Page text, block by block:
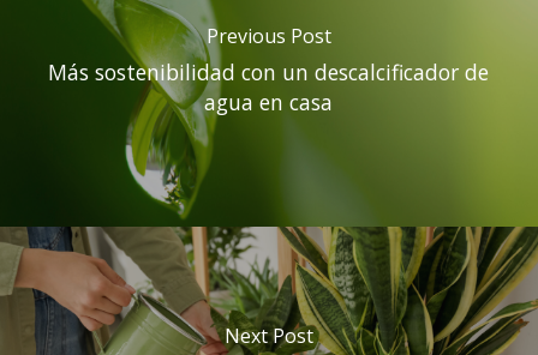
Previous Post
Más sostenibilidad con un descalcificador de
agua en casa
Next Post